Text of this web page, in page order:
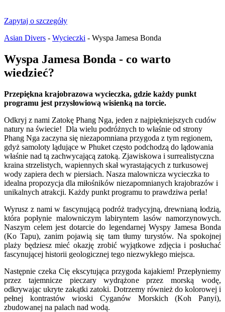
Zapytaj o szczegóły
Asian Divers - Wycieczki - Wyspa Jamesa Bonda
Wyspa Jamesa Bonda - co warto
wiedzieć?
Przepiękna krajobrazowa wycieczka, gdzie każdy punkt
programu jest przysłowiową wisienką na torcie.
Odkryj z nami Zatokę Phang Nga, jeden z najpiękniejszych cudów
natury na świecie! Dla wielu podróżnych to właśnie od strony
Phang Nga zaczyna się niezapomniana przygoda z tym regionem,
gdyż samoloty lądujące w Phuket często podchodzą do lądowania
właśnie nad tą zachwycającą zatoką. Zjawiskowa i surrealistyczna
kraina strzelistych, wapiennych skał wyrastających z turkusowej
wody zapiera dech w piersiach. Nasza malownicza wycieczka to
idealna propozycja dla miłośników niezapomnianych krajobrazów i
unikalnych atrakcji. Każdy punkt programu to prawdziwa perła!
Wyrusz z nami w fascynującą podróż tradycyjną, drewnianą łodzią,
która popłynie malowniczym labiryntem lasów namorzynowych.
Naszym celem jest dotarcie do legendarnej Wyspy Jamesa Bonda
(Ko Tapu), zanim pojawią się tam tłumy turystów. Na spokojnej
plaży będziesz mieć okazję zrobić wyjątkowe zdjęcia i posłuchać
fascynującej historii geologicznej tego niezwykłego miejsca.
Następnie czeka Cię ekscytująca przygoda kajakiem! Przepłyniemy
przez tajemnicze pieczary wydrążone przez morską wodę,
odkrywając ukryte zakątki zatoki. Dotrzemy również do kolorowej i
pełnej kontrastów wioski Cyganów Morskich (Koh Panyi),
zbudowanej na palach nad wodą.